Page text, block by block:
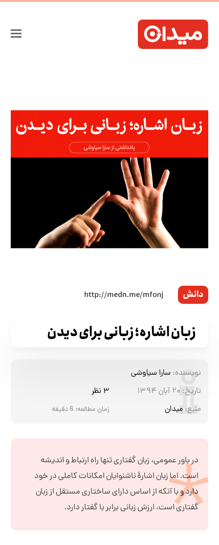
دانش
زبان اشاره؛ زبانی برای دیدن
نویسنده: سارا سیاوشی
تاریخ: ۲۰ آبان ۱۳۹۴
۳ نظر
منبع: میدان زمان مطالعه: 6دقیقه
در باور عمومی، زبان گفتاری تنها راه ارتباط و اندیشه
است. اما زبان اشارۀ ناشنوایان امکانات کاملی در خود
دارد و با آنکه از اساس دارای ساختاری مستقل از زبان
گفتاری است، ارزش زبانی برابر با گفتار دارد.